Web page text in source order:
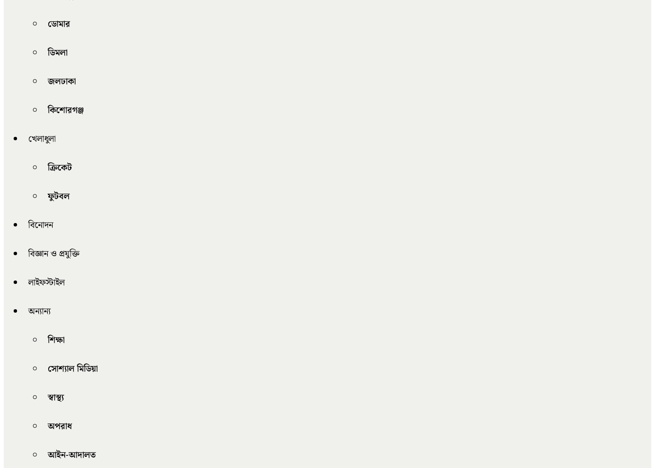
ডোমার
ডিমলা
জলঢাকা
কিশোরগঞ্জ
খেলাধুলা
ক্রিকেট
ফুটবল
বিনোদন
বিজ্ঞান ও প্রযুক্তি
লাইফস্টাইল
অন্যান্য
শিক্ষা
সোশ্যাল মিডিয়া
স্বাস্থ্য
অপরাধ
আইন-আদালত